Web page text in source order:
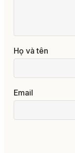
Họ và tên
Email